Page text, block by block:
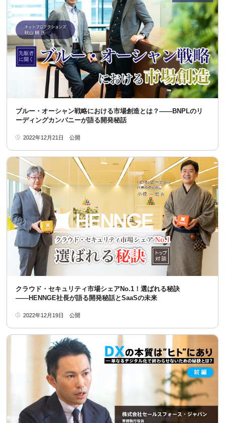
ブルー・オーシャン戦略における市場創造とは？――BNPLのリ
ーディングカンパニーが語る開発秘話
2022年12月21日 公開
クラウド・セキュリティ市場シェアNo.1！選ばれる秘訣
――HENNGE社長が語る開発秘話とSaaSの未来
2022年12月19日 公開